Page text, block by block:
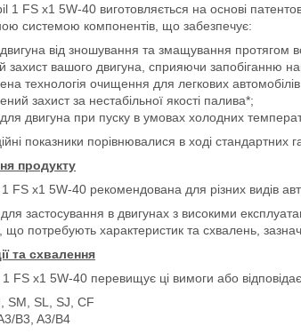
1 FS x1 5W-40 виготовляється на основі
системою компонентів, що забезпечує:
від зношування та змащування протягом
захист вашого двигуна, сприяючи запобіганню
технологія очищення для легкових
захист за нестабільної якості палива*;
двигуна при пуску в умовах холодних
показники порівнювалися в ході
продукту
FS x1 5W-40 рекомендована для різних видів
застосування в двигунах з високими
що потребують характеристик та схвалень,
та схвалення
FS x1 5W-40 перевищує ці вимоги або
SM, SL, SJ, CF
B3, A3/B4